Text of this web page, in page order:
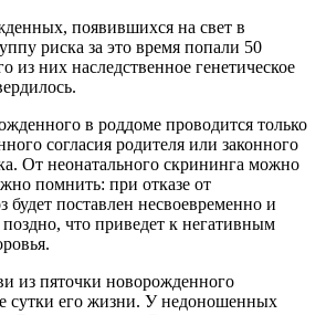
появившихся на свет в
риска за это время попали 50
них наследственное генетическое
в роддоме проводится только
согласия родителя или законного
От неонатального скрининга можно
помнить: при отказе от
будет поставлен несвоевременно и
поздно, что приведет к негативным
из пяточки новорожденного
е сутки его жизни. У недоношенных